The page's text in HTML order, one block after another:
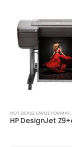
HOT DEALS, LARGE FORMAT,